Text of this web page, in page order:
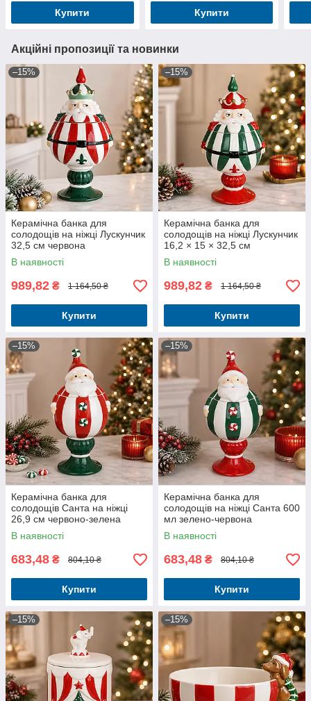
Купити Купити
Акційні пропозиції та новинки
–15%
Керамічна банка для
солодощів на ніжці Лускунчик
32,5 см червона
В наявності
989,82 ₴ 1 164,50 ₴
Купити
–15%
Керамічна банка для
солодощів на ніжці Лускунчик
16,2 × 15 × 32,5 см
В наявності
989,82 ₴ 1 164,50 ₴
Купити
–15%
Керамічна банка для
солодощів Санта на ніжці
26,9 см червоно-зелена
В наявності
683,48 ₴ 804,10 ₴
Купити
–15%
Керамічна банка для
солодощів на ніжці Санта 600
мл зелено-червона
В наявності
683,48 ₴ 804,10 ₴
Купити
–15% –15%